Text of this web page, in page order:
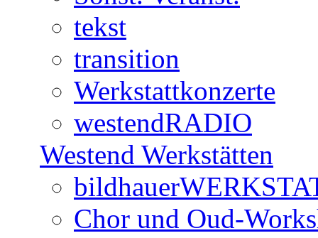
tekst
transition
Werkstattkonzerte
westendRADIO
Westend Werkstätten
Chor und Oud-